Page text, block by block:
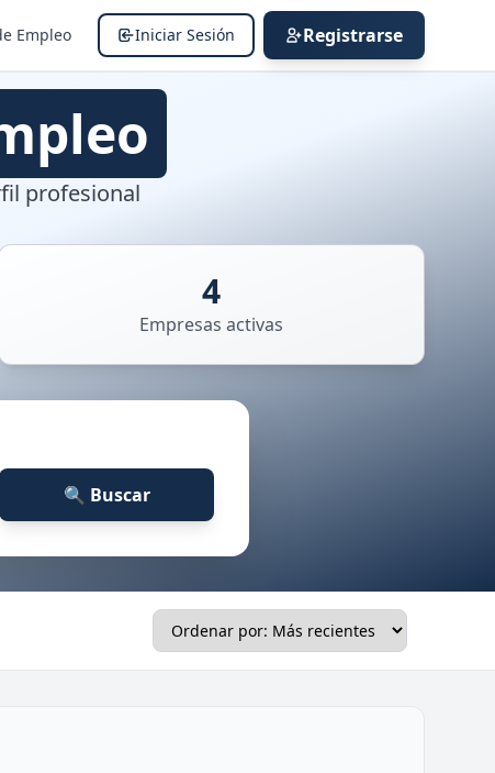
Empleo Iniciar Sesión Registrarse
profesional
4
Empresas activas
🔍 Buscar